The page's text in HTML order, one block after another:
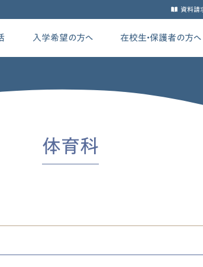
資料請
入学希望の方へ 在校生・保護者の方へ
体育科